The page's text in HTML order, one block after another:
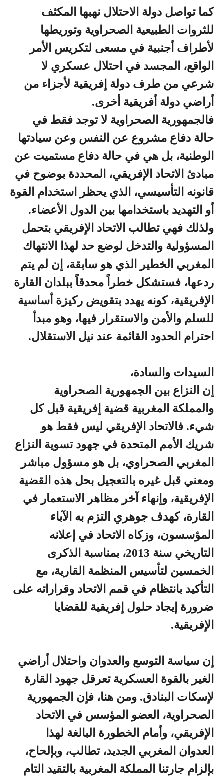
كما تواصل دولة الاحتلال نهبها المكثف
للثروات الطبيعية الصحراوية وتوريطها
لأطراف أجنبية في مسعى لتكريس الأمر
الواقع، المجسد في احتلال عسكري لا
شرعي من طرف دولة إفريقية لأجزاء من
أراضي دولة أفريقية أخرى.
فالجمهورية الصحراوية لا توجد فقط في
حالة دفاع مشروع عن النفس وعن سيادتها
الوطنية، بل هي في حالة دفاع مستميت عن
مبادئ الاتحاد الإفريقي، المحددة بوضوح في
قانونه التأسيسي، الذي يحظر استخدام القوة
أو التهديد باستخدامها بين الدول الأعضاء.
ولذلك فهي تطالب الاتحاد الإفريقي بتحمل
المسؤولية والتدخل لوضع حد لهذا الانتهاك
المغربي الخطير الذي هو سابقة، إن لم يتم
ردعها، فستشكل خطراً محدقاً ببلدان القارة
الإفريقية، كونه يهدد بتقويض ركيزة أساسية
للسلم والأمن والاستقرار فيها، وهو مبدأ
احترام الحدود القائمة عند نيل الاستقلال.
السيدات والسادة،
إن النزاع بين الجمهورية الصحراوية
والمملكة المغربية قضية إفريقية قبل كل
شيء. فالاتحاد الإفريقي ليس فقط هو
شريك الأمم المتحدة في جهود تسوية النزاع
المغربي الصحراوي، بل هو مسؤول مباشر
ومعني قبل غيره بالتعجيل بحل هذه القضية
الإفريقية، وإنهاء آخر مظاهر الاستعمار في
القارة، كهدف جوهري التزم به الآباء
المؤسسون، وزكاه الاتحاد في إعلانه
التاريخي سنة 2013، بمناسبة الذكرى
الخمسين لتأسيس المنظمة القارية، مع
التأكيد بانتظام في قمم الاتحاد وقراراته على
ضرورة إيجاد حلول إفريقية للقضايا
الإفريقية.
إن سياسة التوسع والعدوان واحتلال أراضي
الغير بالقوة العسكرية تعرقل جهود القارة
لإسكات البنادق. ومن هنا، فإن الجمهورية
الصحراوية، العضو المؤسس في الاتحاد
الإفريقي، وأمام الخطورة البالغة لهذا
العدوان المغربي الجديد، تطالب، وبإلحاح،
بإلزام جارتنا المملكة المغربية بالتقيد التام